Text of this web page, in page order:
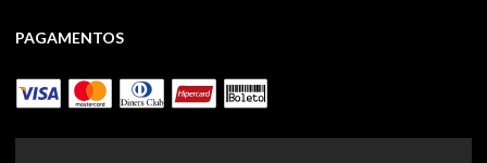
PAGAMENTOS